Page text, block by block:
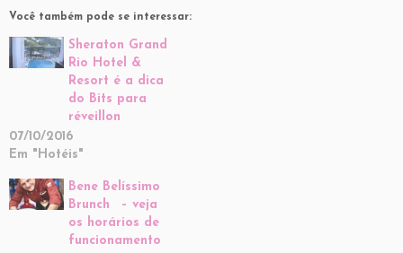
Você também pode se interessar:
Sheraton Grand
Rio Hotel &
Resort é a dica
do Bits para
réveillon
07/10/2016
Em "Hotéis"
Bene Belíssimo
Brunch – veja
os horários de
funcionamento